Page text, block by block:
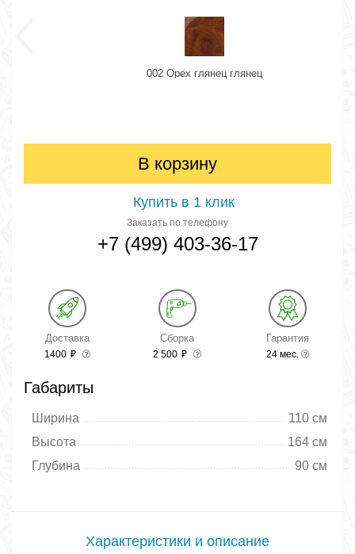
002 Орех глянец глянец
В корзину
Купить в 1 клик
Заказать по телефону
+7 (499) 403-36-17
Доставка
1400 ₽
Сборка
2 500 ₽
Гарантия
24 мес.
Габариты
Ширина
110 см
Высота
164 см
Глубина
90 см
Характеристики и описание